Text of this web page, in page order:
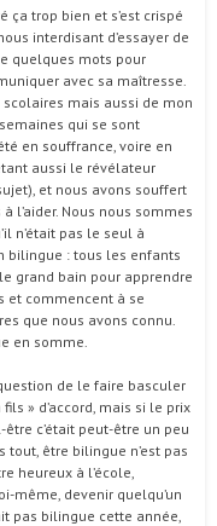
ça trop bien et s’est crispé
interdisant d’essayer de
quelques mots pour
avec sa maîtresse.
scolaires mais aussi de mon
qui se sont
en souffrance, voire en
aussi le révélateur
et nous avons souffert
l’aider. Nous nous sommes
n’était pas le seul à
bilingue : tous les enfants
grand bain pour apprendre
et commencent à se
que nous avons connu.
en somme.
de le faire basculer
» d’accord, mais si le prix
c’était peut-être un peu
tout, être bilingue n’est pas
heureux à l’école,
même, devenir quelqu’un
pas bilingue cette année,